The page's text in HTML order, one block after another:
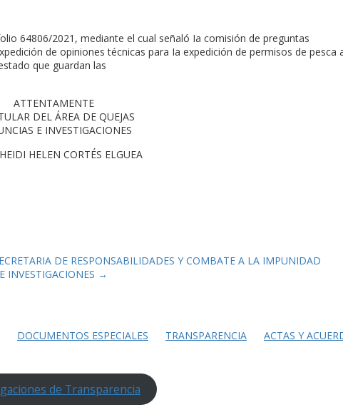
64806/2021, mediante el cual señaló Ia comisión de preguntas
de opiniones técnicas para Ia expedición de permisos de pesca
que guardan las
ATTENTAMENTE
DEL ÁREA DE QUEJAS
E INVESTIGACIONES
HELEN CORTÉS ELGUEA
DE RESPONSABILIDADES Y COMBATE A LA IMPUNIDAD
INVESTIGACIONES →
DOCUMENTOS ESPECIALES TRANSPARENCIA ACTAS Y
de Transparencia